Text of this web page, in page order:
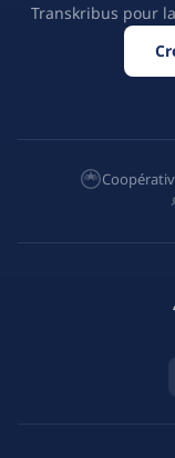
Transkribus pour